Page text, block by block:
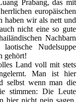
Prabang, das mit
europäischen
haben wir als nett und
nicht eine so gute
Nachbarn
Nudelsuppe
gehört!
Land voll mit stets
Man ist hier
selbst wenn man die
stimmen: Die Leute